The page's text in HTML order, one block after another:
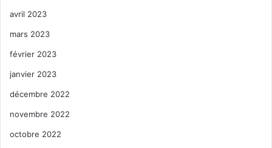
avril 2023
mars 2023
février 2023
janvier 2023
décembre 2022
novembre 2022
octobre 2022